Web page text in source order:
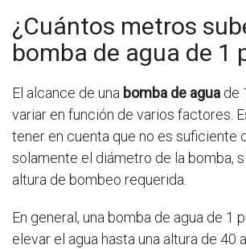
¿Cuántos metros
bomba de agua de 1
El alcance de una bomba de agua de
variar en función de varios factores.
tener en cuenta que no es suficiente
solamente el diámetro de la bomba,
altura de bombeo requerida.
En general, una bomba de agua de 1
elevar el agua hasta una altura de 40